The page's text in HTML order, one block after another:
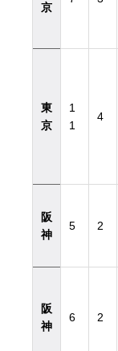
京
東
京
1
1
4
阪
神
5 2
阪
神
6 2